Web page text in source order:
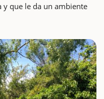
y que le da un ambiente